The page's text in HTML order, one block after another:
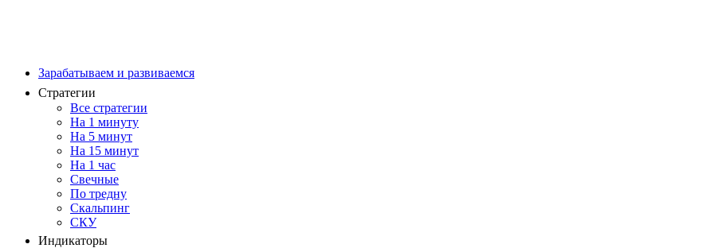
Зарабатываем и развиваемся
Стратегии
Все стратегии
На 1 минуту
На 5 минут
На 15 минут
На 1 час
Свечные
По тредну
Скальпинг
СКУ
Индикаторы